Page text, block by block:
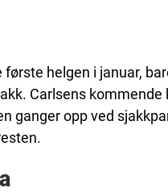
helgen i januar,
Carlsens kommende
ganger opp ved